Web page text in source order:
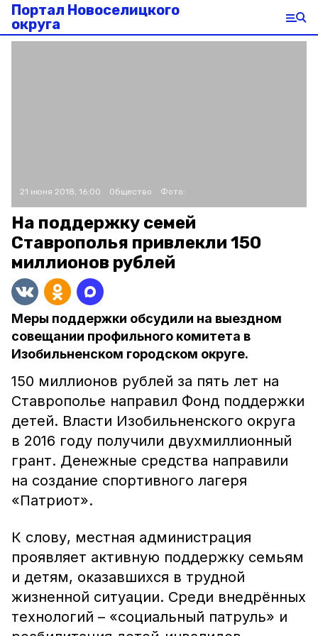
Портал Новоселицкого
округа
21 июня 2018, 16:00 Общество Фото:
На поддержку семей
Ставрополья привлекли 150
миллионов рублей
Меры поддержки обсудили на выездном
совещании профильного комитета в
Изобильненском городском округе.
150 миллионов рублей за пять лет на
Ставрополье направил Фонд поддержки
детей. Власти Изобильненского округа
в 2016 году получили двухмиллионный
грант. Денежные средства направили
на создание спортивного лагеря
«Патриот».
К слову, местная администрация
проявляет активную поддержку семьям
и детям, оказавшихся в трудной
жизненной ситуации. Среди внедрённых
технологий – «социальный патруль» и